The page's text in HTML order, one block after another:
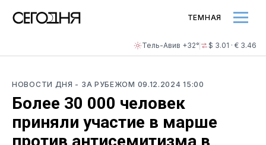
Тель-Авив +32° $ 3.01 · € 3.46
ТЕМНАЯ
НОВОСТИ ДНЯ - ЗА РУБЕЖОМ 09.12.2024 15:00
Более 30 000 человек
приняли участие в марше